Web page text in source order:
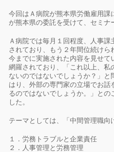
今回はＡ病院が熊本県労働雇用課
が熊本県の委託を受けて、セミナ
Ａ病院では毎月１回程度、人事
されており、もう２年間位続けら
今までに実施された内容を見せ
網羅されており、「これ以上、私
ないのではないでしょうか？」
はり、外部の専門家の立場でお
るのではないでしょうか。」との
した。
テーマとしては、「中間管理職向
１．労務トラブルと企業責任
２．人事管理と労務管理